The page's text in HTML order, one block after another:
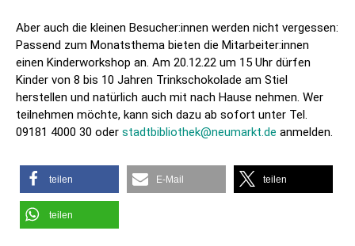
Aber auch die kleinen Besucher:innen werden nicht vergessen:
Passend zum Monatsthema bieten die Mitarbeiter:innen
einen Kinderworkshop an. Am 20.12.22 um 15 Uhr dürfen
Kinder von 8 bis 10 Jahren Trinkschokolade am Stiel
herstellen und natürlich auch mit nach Hause nehmen. Wer
teilnehmen möchte, kann sich dazu ab sofort unter Tel.
09181 4000 30 oder stadtbibliothek@neumarkt.de anmelden.
teilen E-Mail teilen
teilen